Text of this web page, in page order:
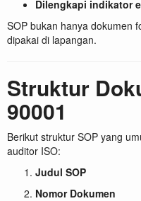
Dilengkapi indikator
SOP bukan hanya dokumen
dipakai di lapangan.
Struktur
90001
Berikut struktur SOP yang
auditor ISO:
Judul SOP
Nomor Dokumen